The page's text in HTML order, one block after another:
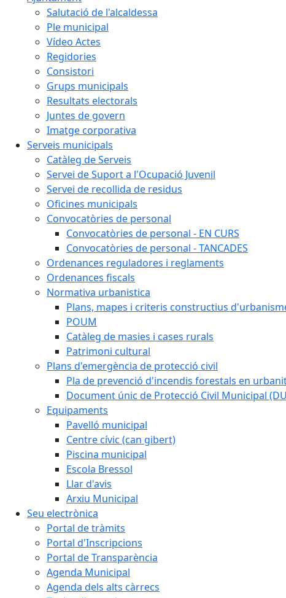
Salutació de l'alcaldessa
Ple municipal
Vídeo Actes
Regidories
Consistori
Grups municipals
Resultats electorals
Juntes de govern
Imatge corporativa
Serveis municipals
Catàleg de Serveis
Servei de Suport a l'Ocupació Juvenil
Servei de recollida de residus
Oficines municipals
Convocatòries de personal
Convocatòries de personal - EN CURS
Convocatòries de personal - TANCADES
Ordenances reguladores i reglaments
Ordenances fiscals
Normativa urbanistica
Plans, mapes i criteris constructius
POUM
Catàleg de masies i cases rurals
Patrimoni cultural
Plans d'emergència de protecció civil
Pla de prevenció d'incendis forestals en
Document únic de Protecció Civil Municipal
Equipaments
Pavelló municipal
Centre cívic (can gibert)
Piscina municipal
Escola Bressol
Llar d'avis
Arxiu Municipal
Seu electrònica
Portal de tràmits
Portal d'Inscripcions
Portal de Transparència
Agenda Municipal
Agenda dels alts càrrecs